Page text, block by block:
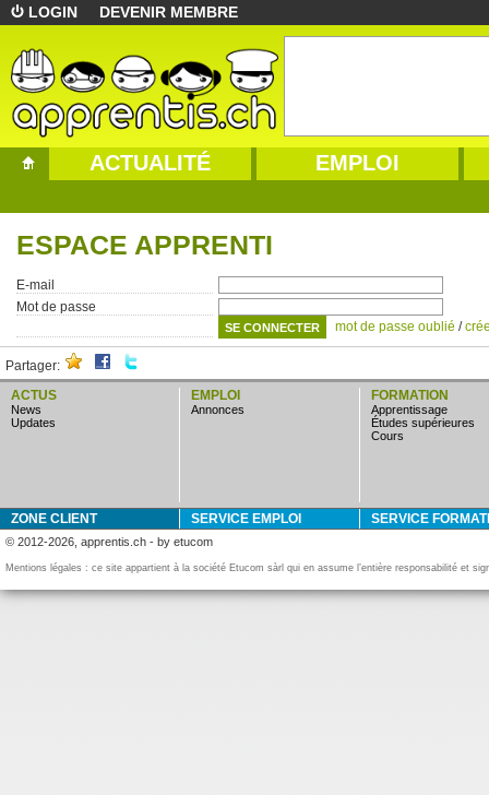
LOGIN DEVENIR MEMBRE
ACTUALITÉ EMPLOI
ESPACE APPRENTI
E-mail
Mot de passe
mot de passe oublié /
Partager:
ACTUS
news
updates
EMPLOI
annonces
FORMATION
apprentissage
études supérieures
cours
ZONE CLIENT SERVICE EMPLOI SERVICE
© 2012-2026, apprentis.ch - by etucom
Mentions légales : ce site appartient à la société Etucom sàrl qui en assume l’entière responsabilité et